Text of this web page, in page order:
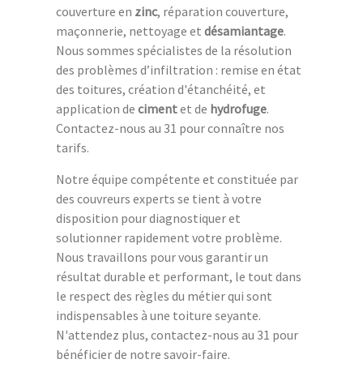
couverture en zinc, réparation couverture,
maçonnerie, nettoyage et désamiantage.
Nous sommes spécialistes de la résolution
des problèmes d’infiltration : remise en état
des toitures, création d'étanchéité, et
application de cimentet de hydrofuge.
Contactez-nous au 31 pour connaître nos
tarifs.
Notre équipe compétente et constituée par
des couvreurs experts se tient à votre
disposition pour diagnostiquer et
solutionner rapidement votre problème.
Nous travaillons pour vous garantir un
résultat durable et performant, le tout dans
le respect des règles du métier qui sont
indispensables à une toiture seyante.
N'attendez plus, contactez-nous au 31 pour
bénéficier de notre savoir-faire.